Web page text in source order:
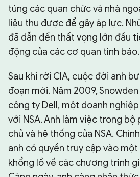
túng các quan chức và nhà
liệu thu được để gây áp lực.
đã dẫn đến thất vọng lớn đầu
động của các cơ quan tình báo.
Sau khi rời CIA, cuộc đời anh
đoạn mới. Năm 2009,
công ty Dell, một doanh
với NSA. Anh làm việc trong bộ
chủ và hệ thống của NSA.
anh có quyền truy cập vào
khổng lồ về các chương trình